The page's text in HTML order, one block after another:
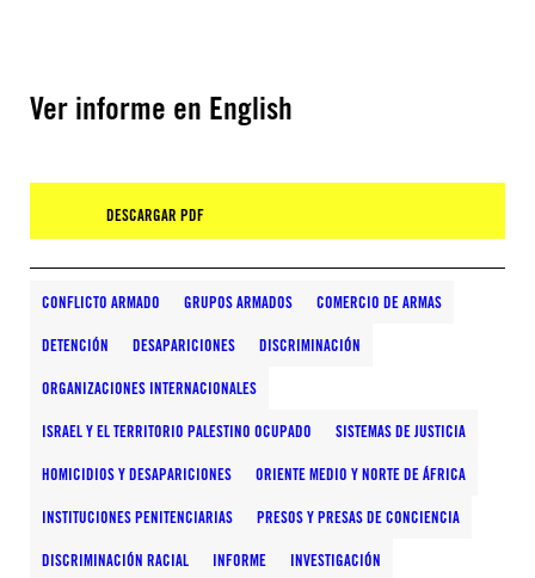
Ver informe en English
DESCARGAR PDF
CONFLICTO ARMADO GRUPOS ARMADOS COMERCIO DE ARMAS
DETENCIÓN DESAPARICIONES DISCRIMINACIÓN
ORGANIZACIONES INTERNACIONALES
ISRAEL Y EL TERRITORIO PALESTINO OCUPADO SISTEMAS DE JUSTICIA
HOMICIDIOS Y DESAPARICIONES ORIENTE MEDIO Y NORTE DE ÁFRICA
INSTITUCIONES PENITENCIARIAS PRESOS Y PRESAS DE CONCIENCIA
DISCRIMINACIÓN RACIAL INFORME INVESTIGACIÓN